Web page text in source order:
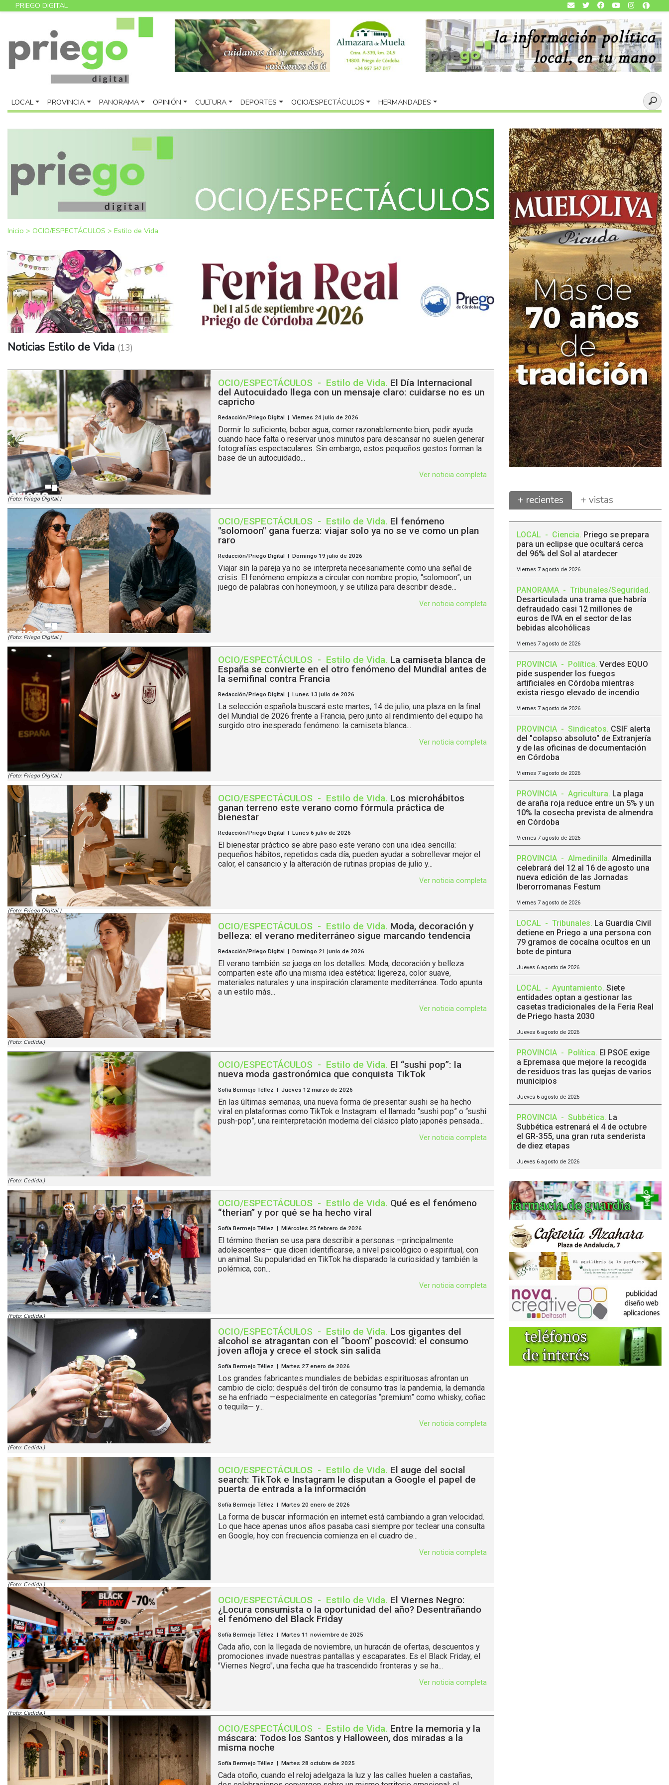
PRIEGO DIGITAL
LOCAL PROVINCIA PANORAMA OPINIÓN CULTURA DEPORTES OCIO/ESPECTÁCULOS HERMANDADES
Inicio > OCIO/ESPECTÁCULOS > Estilo de Vida
Noticias Estilo de Vida (13)
(Foto: Priego Digital.)
OCIO/ESPECTÁCULOS - Estilo de Vida. El Día Internacional
del Autocuidado llega con un mensaje claro: cuidarse no es un
capricho
Redacción/Priego Digital | Viernes 24 julio de 2026
Dormir lo suficiente, beber agua, comer razonablemente bien, pedir ayuda
cuando hace falta o reservar unos minutos para descansar no suelen generar
fotografías espectaculares. Sin embargo, estos pequeños gestos forman la
base de un autocuidado...
Ver noticia completa
(Foto: Priego Digital.)
OCIO/ESPECTÁCULOS - Estilo de Vida. El fenómeno
"solomoon" gana fuerza: viajar solo ya no se ve como un plan
raro
Redacción/Priego Digital | Domingo 19 julio de 2026
Viajar sin la pareja ya no se interpreta necesariamente como una señal de
crisis. El fenómeno empieza a circular con nombre propio, “solomoon”, un
juego de palabras con honeymoon, y se utiliza para describir desde...
Ver noticia completa
(Foto: Priego Digital.)
OCIO/ESPECTÁCULOS - Estilo de Vida. La camiseta blanca de
España se convierte en el otro fenómeno del Mundial antes de
la semifinal contra Francia
Redacción/Priego Digital | Lunes 13 julio de 2026
La selección española buscará este martes, 14 de julio, una plaza en la final
del Mundial de 2026 frente a Francia, pero junto al rendimiento del equipo ha
surgido otro inesperado fenómeno: la camiseta blanca...
Ver noticia completa
(Foto: Priego Digital.)
OCIO/ESPECTÁCULOS - Estilo de Vida. Los microhábitos
ganan terreno este verano como fórmula práctica de
bienestar
Redacción/Priego Digital | Lunes 6 julio de 2026
El bienestar práctico se abre paso este verano con una idea sencilla:
pequeños hábitos, repetidos cada día, pueden ayudar a sobrellevar mejor el
calor, el cansancio y la alteración de rutinas propias de julio y...
Ver noticia completa
(Foto: Cedida.)
OCIO/ESPECTÁCULOS - Estilo de Vida. Moda, decoración y
belleza: el verano mediterráneo sigue marcando tendencia
Redacción/Priego Digital | Domingo 21 junio de 2026
El verano también se juega en los detalles. Moda, decoración y belleza
comparten este año una misma idea estética: ligereza, color suave,
materiales naturales y una inspiración claramente mediterránea. Todo apunta
a un estilo más...
Ver noticia completa
(Foto: Cedida.)
OCIO/ESPECTÁCULOS - Estilo de Vida. El “sushi pop”: la
nueva moda gastronómica que conquista TikTok
Sofía Bermejo Téllez | Jueves 12 marzo de 2026
En las últimas semanas, una nueva forma de presentar sushi se ha hecho
viral en plataformas como TikTok e Instagram: el llamado “sushi pop” o “sushi
push-pop”, una reinterpretación moderna del clásico plato japonés pensada...
Ver noticia completa
(Foto: Cedida.)
OCIO/ESPECTÁCULOS - Estilo de Vida. Qué es el fenómeno
“therian” y por qué se ha hecho viral
Sofía Bermejo Téllez | Miércoles 25 febrero de 2026
El término therian se usa para describir a personas —principalmente
adolescentes— que dicen identificarse, a nivel psicológico o espiritual, con
un animal. Su popularidad en TikTok ha disparado la curiosidad y también la
polémica, con...
Ver noticia completa
(Foto: Cedida.)
OCIO/ESPECTÁCULOS - Estilo de Vida. Los gigantes del
alcohol se atragantan con el “boom” poscovid: el consumo
joven afloja y crece el stock sin salida
Sofía Bermejo Téllez | Martes 27 enero de 2026
Los grandes fabricantes mundiales de bebidas espirituosas afrontan un
cambio de ciclo: después del tirón de consumo tras la pandemia, la demanda
se ha enfriado —especialmente en categorías “premium” como whisky, coñac
o tequila— y...
Ver noticia completa
(Foto: Cedida.)
OCIO/ESPECTÁCULOS - Estilo de Vida. El auge del social
search: TikTok e Instagram le disputan a Google el papel de
puerta de entrada a la información
Sofía Bermejo Téllez | Martes 20 enero de 2026
La forma de buscar información en internet está cambiando a gran velocidad.
Lo que hace apenas unos años pasaba casi siempre por teclear una consulta
en Google, hoy con frecuencia comienza en el cuadro de...
Ver noticia completa
(Foto: Cedida.)
OCIO/ESPECTÁCULOS - Estilo de Vida. El Viernes Negro:
¿Locura consumista o la oportunidad del año? Desentrañando
el fenómeno del Black Friday
Sofía Bermejo Téllez | Martes 11 noviembre de 2025
Cada año, con la llegada de noviembre, un huracán de ofertas, descuentos y
promociones invade nuestras pantallas y escaparates. Es el Black Friday, el
"Viernes Negro", una fecha que ha trascendido fronteras y se ha...
Ver noticia completa
OCIO/ESPECTÁCULOS - Estilo de Vida. Entre la memoria y la
máscara: Todos los Santos y Halloween, dos miradas a la
misma noche
Sofía Bermejo Téllez | Martes 28 octubre de 2025
Cada otoño, cuando el reloj adelgaza la luz y las calles huelen a castañas,
+ recientes + vistas
LOCAL - Ciencia. Priego se prepara
para un eclipse que ocultará cerca
del 96% del Sol al atardecer
Viernes 7 agosto de 2026
PANORAMA - Tribunales/Seguridad.
Desarticulada una trama que habría
defraudado casi 12 millones de
euros de IVA en el sector de las
bebidas alcohólicas
Viernes 7 agosto de 2026
PROVINCIA - Política. Verdes EQUO
pide suspender los fuegos
artificiales en Córdoba mientras
exista riesgo elevado de incendio
Viernes 7 agosto de 2026
PROVINCIA - Sindicatos. CSIF alerta
del "colapso absoluto" de Extranjería
y de las oficinas de documentación
en Córdoba
Viernes 7 agosto de 2026
PROVINCIA - Agricultura. La plaga
de araña roja reduce entre un 5% y un
10% la cosecha prevista de almendra
en Córdoba
Viernes 7 agosto de 2026
PROVINCIA - Almedinilla. Almedinilla
celebrará del 12 al 16 de agosto una
nueva edición de las Jornadas
Iberorromanas Festum
Viernes 7 agosto de 2026
LOCAL - Tribunales. La Guardia Civil
detiene en Priego a una persona con
79 gramos de cocaína ocultos en un
bote de pintura
Jueves 6 agosto de 2026
LOCAL - Ayuntamiento. Siete
entidades optan a gestionar las
casetas tradicionales de la Feria Real
de Priego hasta 2030
Jueves 6 agosto de 2026
PROVINCIA - Política. El PSOE exige
a Epremasa que mejore la recogida
de residuos tras las quejas de varios
municipios
Jueves 6 agosto de 2026
PROVINCIA - Subbética. La
Subbética estrenará el 4 de octubre
el GR-355, una gran ruta senderista
de diez etapas
Jueves 6 agosto de 2026